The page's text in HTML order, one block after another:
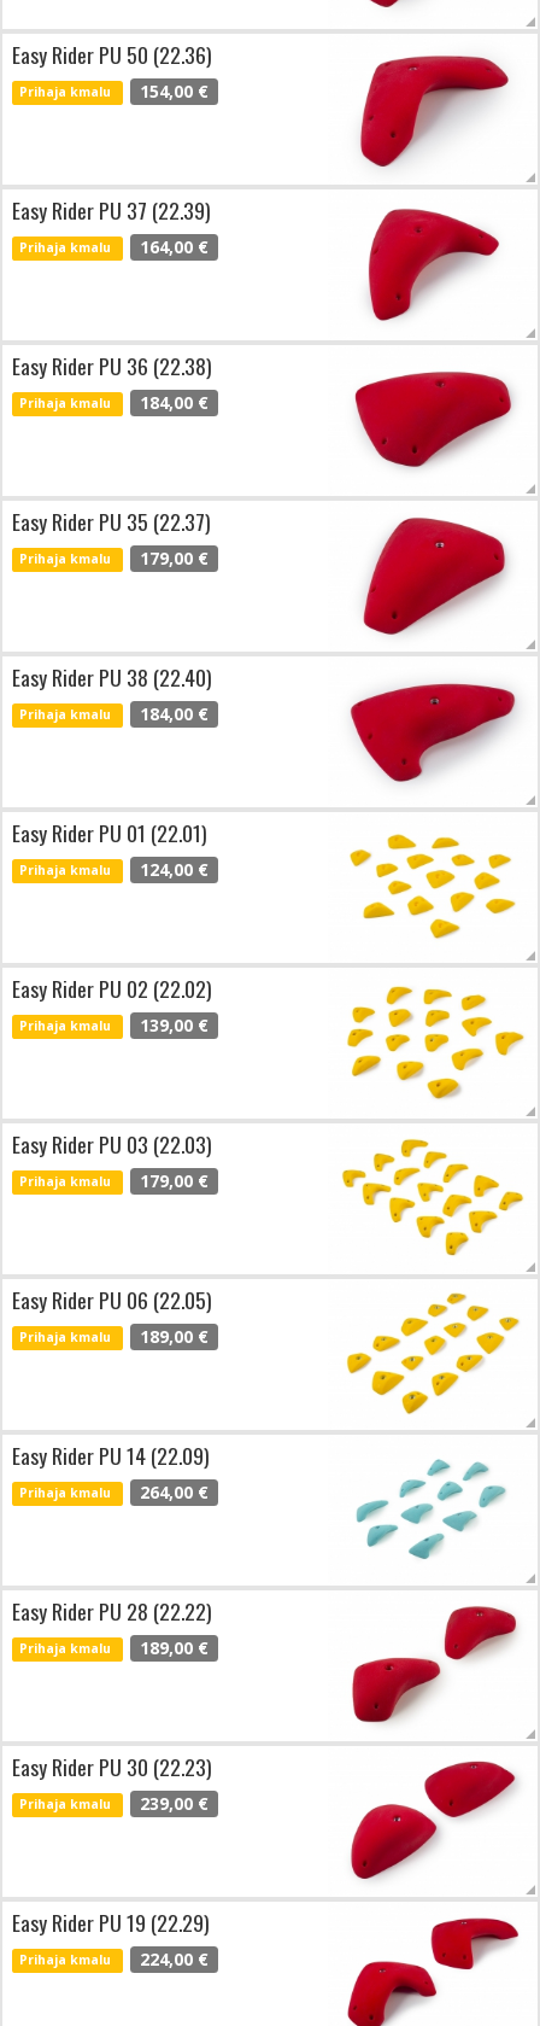
Easy Rider PU 50 (22.36)
Prihaja kmalu 154,00 €
Easy Rider PU 37 (22.39)
Prihaja kmalu 164,00 €
Easy Rider PU 36 (22.38)
Prihaja kmalu 184,00 €
Easy Rider PU 35 (22.37)
Prihaja kmalu 179,00 €
Easy Rider PU 38 (22.40)
Prihaja kmalu 184,00 €
Easy Rider PU 01 (22.01)
Prihaja kmalu 124,00 €
Easy Rider PU 02 (22.02)
Prihaja kmalu 139,00 €
Easy Rider PU 03 (22.03)
Prihaja kmalu 179,00 €
Easy Rider PU 06 (22.05)
Prihaja kmalu 189,00 €
Easy Rider PU 14 (22.09)
Prihaja kmalu 264,00 €
Easy Rider PU 28 (22.22)
Prihaja kmalu 189,00 €
Easy Rider PU 30 (22.23)
Prihaja kmalu 239,00 €
Easy Rider PU 19 (22.29)
Prihaja kmalu 224,00 €